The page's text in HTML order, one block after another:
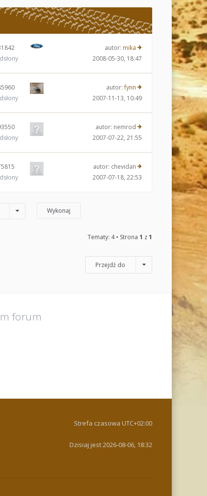
autor: mika
2008-05-30, 18:47
autor:fynn
2007-11-13, 10:49
autor: nemrod
2007-07-22, 21:55
autor: chevidan
2007-07-18, 22:53
Tematy: 4 • Strona 1 z1
Przejdź do
forum
Strefa czasowa UTC+02:00
Dzisiaj jest 2026-08-06, 18:32